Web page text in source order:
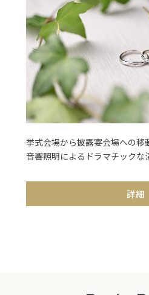
挙式会場から披露宴会場への移
音響照明によるドラマチックな
詳細